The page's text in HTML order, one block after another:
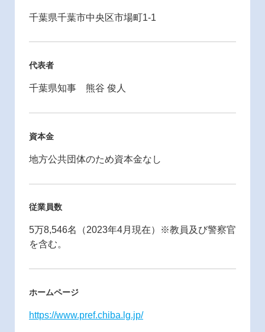
千葉県千葉市中央区市場町1-1
代表者
千葉県知事 熊谷 俊人
資本金
地方公共団体のため資本金なし
従業員数
5万8,546名（2023年4月現在）※教員及び警察官
を含む。
ホームページ
https://www.pref.chiba.lg.jp/